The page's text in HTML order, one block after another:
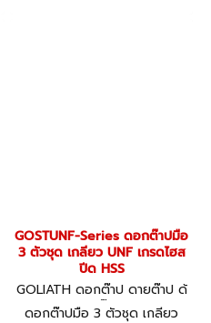
GOSTUNF-Series ดอกต๊าปมือ
3 ตัวชุด เกลียว UNF เกรดไฮส
ปีด HSS
GOLIATH ดอกต๊าป ดายต๊าป ด้
ามต๊าป
ดอกต๊าปมือ 3 ตัวชุด เกลียว